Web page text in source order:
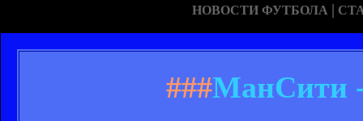
НОВОСТИ ФУТБОЛА |
###МанСити